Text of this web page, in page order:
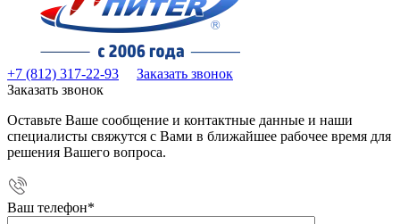
+7 (812) 317-22-93
Заказать звонок
Заказать звонок
Оставьте Ваше сообщение и контактные данные и наши
специалисты свяжутся с Вами в ближайшее рабочее время для
решения Вашего вопроса.
Ваш телефон*